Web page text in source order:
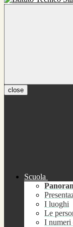
close
Scuola
I luoghi
Le
I numeri